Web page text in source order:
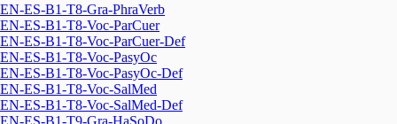
EN-ES-B1-T8-Gra-PhraVerb
EN-ES-B1-T8-Voc-ParCuer
EN-ES-B1-T8-Voc-ParCuer-Def
EN-ES-B1-T8-Voc-PasyOc
EN-ES-B1-T8-Voc-PasyOc-Def
EN-ES-B1-T8-Voc-SalMed
EN-ES-B1-T8-Voc-SalMed-Def
EN-ES-B1-T9-Gra-HaSoDo